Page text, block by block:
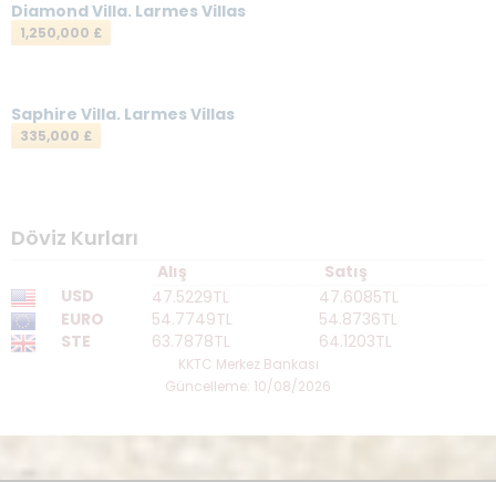
Diamond Villa. Larmes Villas
1,250,000 £
Saphire Villa. Larmes Villas
335,000 £
Döviz Kurları
Alış
Satış
USD
47.5229TL
47.6085TL
EURO
54.7749TL
54.8736TL
STE
63.7878TL 64.1203TL
KKTC Merkez Bankası
Güncelleme: 10/08/2026